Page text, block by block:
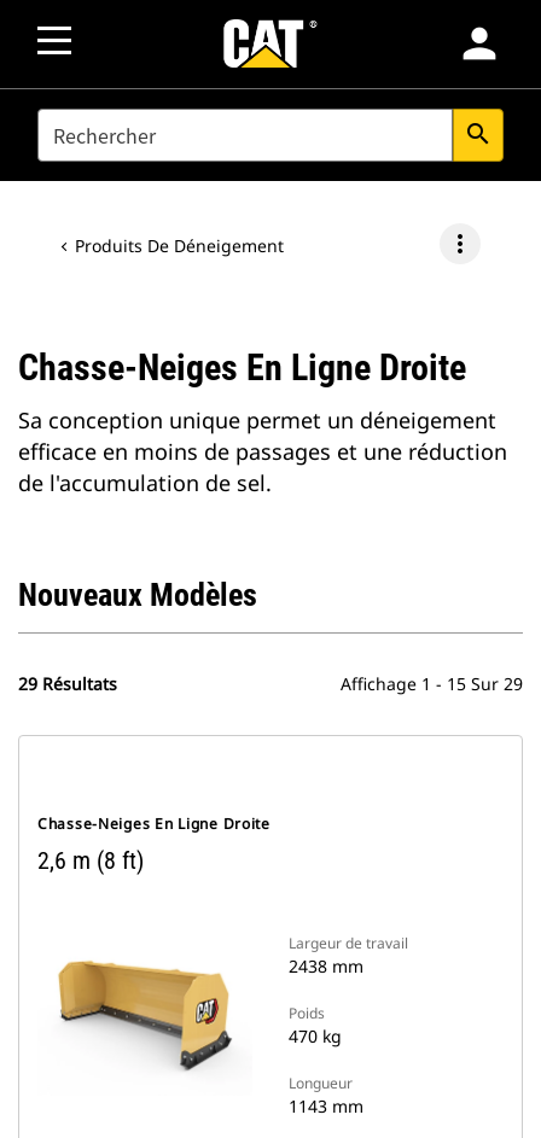
person
SEARCH search
Produits De Déneigement more_vert
Chasse-Neiges En Ligne Droite
Sa conception unique permet un déneigement
efficace en moins de passages et une réduction
de l'accumulation de sel.
Nouveaux Modèles
29 Résultats Affichage 1 - 15 Sur 29
Chasse-Neiges En Ligne Droite
2,6 m (8 ft)
Largeur de travail
2438 mm
Poids
470 kg
Longueur
1143 mm